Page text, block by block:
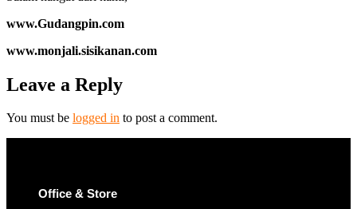
www.Gudangpin.com
www.monjali.sisikanan.com
Leave a Reply
You must be logged in to post a comment.
Office & Store